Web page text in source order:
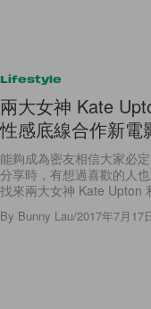
Lifestyle
兩大女神 Kate
性感底線合作新電
能夠成為密友相信大家必
分享時，有想過喜歡的人
找來兩大女神 Kate Upton
By Bunny Lau/2017年7月17